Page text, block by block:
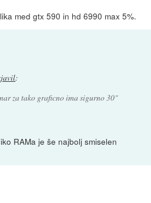
med gtx 590 in hd 6990 max 5%.
:
za tako graficno ima sigurno 30"
RAMa je še najbolj smiselen